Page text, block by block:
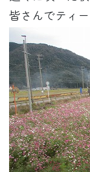
皆さんでティ